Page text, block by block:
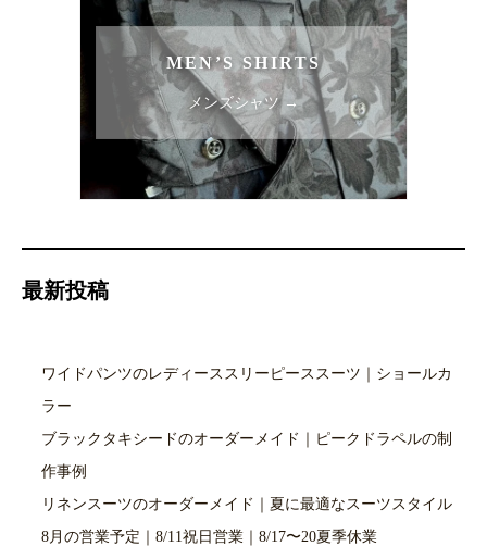
MEN’S SHIRTS
メンズシャツ →
最新投稿
ワイドパンツのレディーススリーピーススーツ｜ショールカ
ラー
ブラックタキシードのオーダーメイド｜ピークドラペルの制
作事例
リネンスーツのオーダーメイド｜夏に最適なスーツスタイル
8月の営業予定｜8/11祝日営業｜8/17〜20夏季休業